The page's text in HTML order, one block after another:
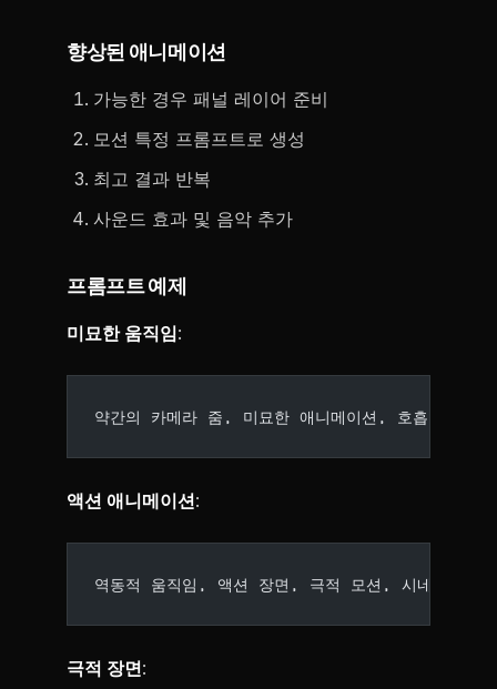
향상된 애니메이션
가능한 경우 패널 레이어 준비
모션 특정 프롬프트로 생성
최고 결과 반복
사운드 효과 및 음악 추가
프롬프트 예제
미묘한 움직임:
약간의 카메라 줌, 미묘한 애니메이션, 호흡 모션,
액션 애니메이션:
역동적 움직임, 액션 장면, 극적 모션, 시네마
극적 장면: